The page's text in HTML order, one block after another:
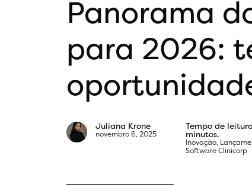
Panorama
para 2026:
Juliana Krone
novembro 6, 2025
Tempo de
minutos.
Inovação,
Software Clinicorp